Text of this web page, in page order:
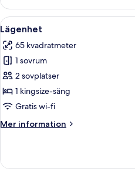
-
privat
pool
Öppna
alla
foton
för
Lägenhet
7
Lägenhet
65 kvadratmeter
1 sovrum
2 sovplatser
1 kingsize-säng
Gratis wi-fi
Mer information
Mer